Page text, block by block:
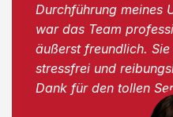
Durchführung meines
war das Team
äußerst freundlich.
stressfrei und
Dank für den tollen